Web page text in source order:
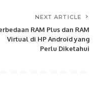
NEXT ARTICLE
RAM Plus dan RAM
Virtual di HP Android yang
Perlu Diketahui